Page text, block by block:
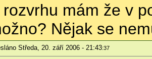
rozvrhu mám že v
Nějak se
Středa, 20. září 2006 - 21:43:37